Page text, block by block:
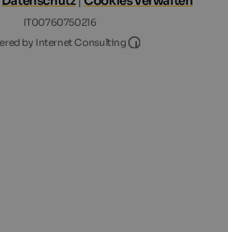
IT00760750216
by Internet Consulting
Internet